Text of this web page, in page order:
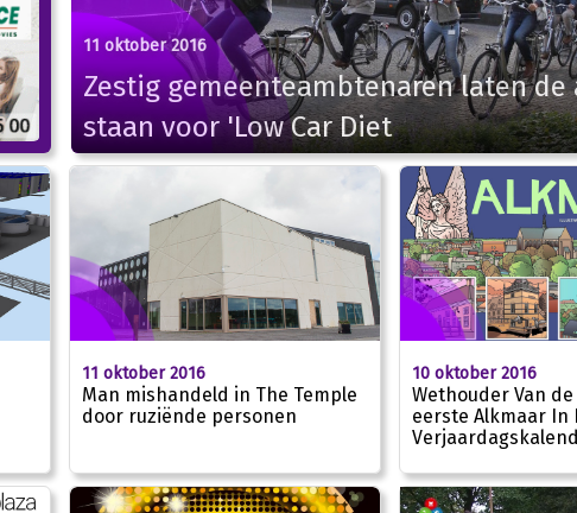
11 oktober 2016
Zestig gemeenteambtenaren laten de
staan voor 'Low Car Diet
11 oktober 2016
Man mishandeld in The Temple
door ruziënde personen
10 oktober 2016
Wethouder Van
eerste Alkmaar In